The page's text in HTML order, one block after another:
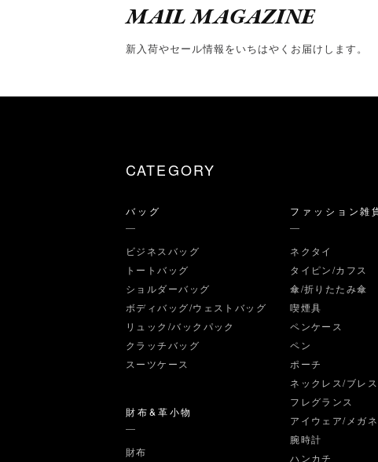
MAIL MAGAZINE
新入荷やセール情報をいちはやくお届けします。
CATEGORY
バッグ
ビジネスバッグ
トートバッグ
ショルダーバッグ
ボディバッグ/ウェストバッグ
リュック/バックパック
クラッチバッグ
スーツケース
財布&革小物
財布
ファッション雑
ネクタイ
タイピン/カフス
傘/折りたたみ傘
喫煙具
ペンケース
ペン
ポーチ
ネックレス/ブレ
フレグランス
アイウェア/メガ
腕時計
ハンカチ